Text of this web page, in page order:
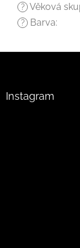
? Věková
? Barva:
Instagram